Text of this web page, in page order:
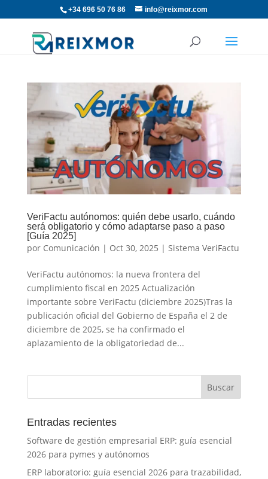
+34 696 50 76 86 info@reixmor.com
VeriFactu autónomos: quién debe usarlo, cuándo
será obligatorio y cómo adaptarse paso a paso
[Guía 2025]
por Comunicación | Oct 30, 2025 | Sistema VeriFactu
VeriFactu autónomos: la nueva frontera del
cumplimiento fiscal en 2025 Actualización
importante sobre VeriFactu (diciembre 2025)Tras la
publicación oficial del Gobierno de España el 2 de
diciembre de 2025, se ha confirmado el
aplazamiento de la obligatoriedad de...
Entradas recientes
Software de gestión empresarial ERP: guía esencial
2026 para pymes y autónomos
ERP laboratorio: guía esencial 2026 para trazabilidad,